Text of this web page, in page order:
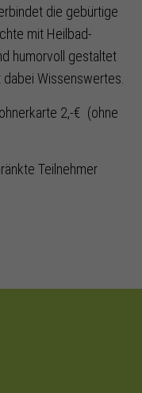
die gebürtige
mit Heilbad-
humorvoll gestaltet
Wissenswertes.
2,-€ (ohne
Teilnehmer